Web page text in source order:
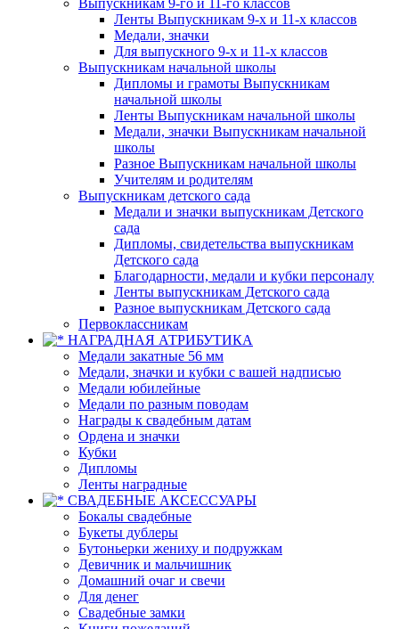
Выпускникам 9-го и 11-го классов
Ленты Выпускникам 9-х и 11-х классов
Медали, значки
Для выпускного 9-х и 11-х классов
Выпускникам начальной школы
Дипломы и грамоты Выпускникам
начальной школы
Ленты Выпускникам начальной школы
Медали, значки Выпускникам начальной
школы
Разное Выпускникам начальной школы
Учителям и родителям
Выпускникам детского сада
Медали и значки выпускникам Детского
сада
Дипломы, свидетельства выпускникам
Детского сада
Благодарности, медали и кубки персоналу
Ленты выпускникам Детского сада
Разное выпускникам Детского сада
Первоклассникам
НАГРАДНАЯ АТРИБУТИКА
Медали закатные 56 мм
Медали, значки и кубки с вашей надписью
Медали юбилейные
Медали по разным поводам
Награды к свадебным датам
Ордена и значки
Кубки
Дипломы
Ленты наградные
СВАДЕБНЫЕ АКСЕССУАРЫ
Бокалы свадебные
Букеты дублеры
Бутоньерки жениху и подружкам
Девичник и мальчишник
Домашний очаг и свечи
Для денег
Свадебные замки